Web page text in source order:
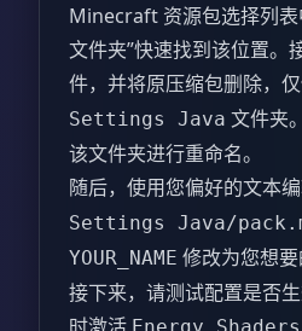
Minecraft 资源包选择列表
文件夹”快速找到该位置。
件，并将原压缩包删除，
Settings Java 文件夹
该文件夹进行重命名。
随后，使用您偏好的文本
Settings Java/
YOUR_NAME 修改为您想要
接下来，请测试配置是否